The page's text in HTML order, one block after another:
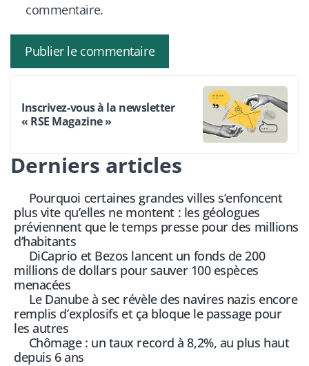
commentaire.
Inscrivez-vous à la newsletter
« RSE Magazine »
Derniers articles
Pourquoi certaines grandes villes s’enfoncent
plus vite qu’elles ne montent : les géologues
préviennent que le temps presse pour des millions
d’habitants
DiCaprio et Bezos lancent un fonds de 200
millions de dollars pour sauver 100 espèces
menacées
Le Danube à sec révèle des navires nazis encore
remplis d’explosifs et ça bloque le passage pour
les autres
Chômage : un taux record à 8,2%, au plus haut
depuis 6 ans